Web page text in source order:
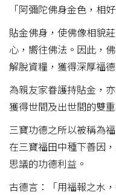
「阿彌陀佛身金色，相
貼金佛身，使佛像相貌
心，嚮往佛法。因此，
解脫資糧，獲得深厚福德
為親友家眷護持貼金，
獲得世間及出世間的雙
三寶功德之所以被稱為
在三寶福田中種下善因
思議的功德利益。
古德言：「用福報之水